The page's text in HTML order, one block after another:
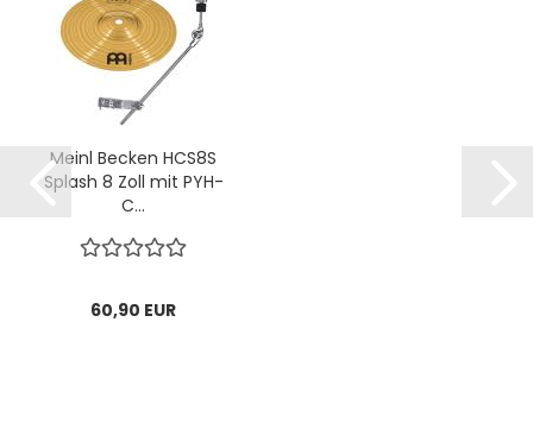
Meinl Becken HCS8S
Splash 8 Zoll mit PYH-
C...
60,90 EUR